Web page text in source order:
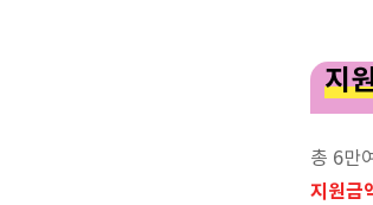
지
총 6만
지원금